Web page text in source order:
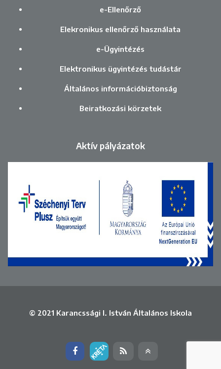
e-Ellenőrző
Elekronikus ellenőrző használata
e-Ügyintézés
Elektronikus ügyintézés tudástár
Általános információbiztonság
Beiratkozási körzetek
Aktív pályázatok
© 2021 Karancssági I. István Általános Iskola